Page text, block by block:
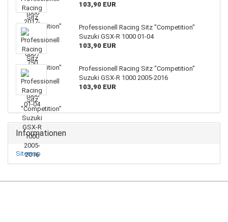
103,90 EUR
Professionell Racing Sitz "Competition"
Suzuki GSX-R 1000 01-04
103,90 EUR
Professionell Racing Sitz "Competition"
Suzuki GSX-R 1000 2005-2016
103,90 EUR
Informationen
Sitemap